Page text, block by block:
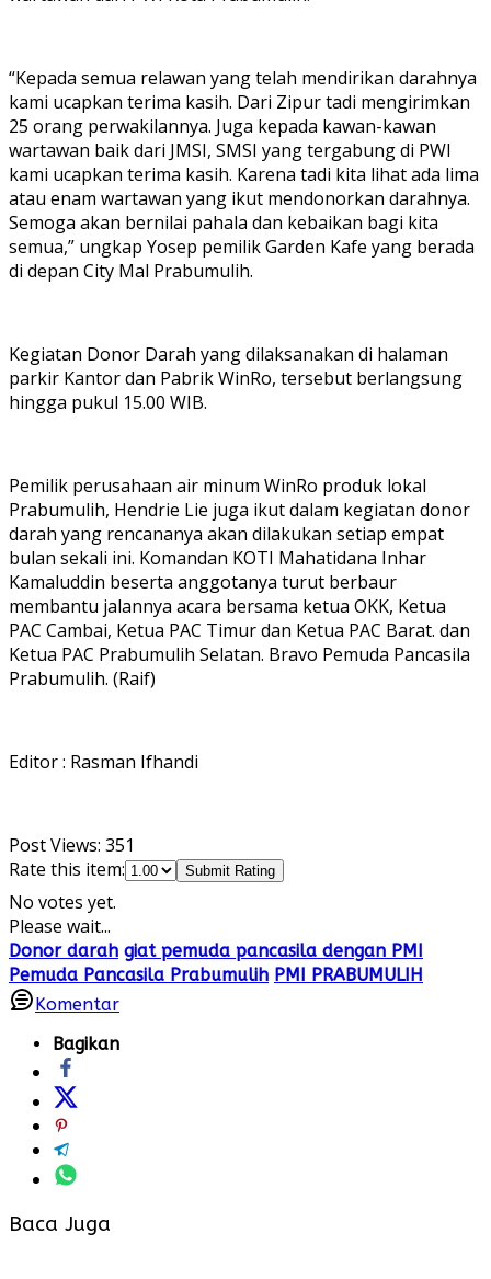
“Kepada semua relawan yang telah mendirikan darahnya
kami ucapkan terima kasih. Dari Zipur tadi mengirimkan
25 orang perwakilannya. Juga kepada kawan-kawan
wartawan baik dari JMSI, SMSI yang tergabung di PWI
kami ucapkan terima kasih. Karena tadi kita lihat ada lima
atau enam wartawan yang ikut mendonorkan darahnya.
Semoga akan bernilai pahala dan kebaikan bagi kita
semua,” ungkap Yosep pemilik Garden Kafe yang berada
di depan City Mal Prabumulih.
Kegiatan Donor Darah yang dilaksanakan di halaman
parkir Kantor dan Pabrik WinRo, tersebut berlangsung
hingga pukul 15.00 WIB.
Pemilik perusahaan air minum WinRo produk lokal
Prabumulih, Hendrie Lie juga ikut dalam kegiatan donor
darah yang rencananya akan dilakukan setiap empat
bulan sekali ini. Komandan KOTI Mahatidana Inhar
Kamaluddin beserta anggotanya turut berbaur
membantu jalannya acara bersama ketua OKK, Ketua
PAC Cambai, Ketua PAC Timur dan Ketua PAC Barat. dan
Ketua PAC Prabumulih Selatan. Bravo Pemuda Pancasila
Prabumulih. (Raif)
Editor : Rasman Ifhandi
Post Views: 351
Rate this item:
Submit Rating
No votes yet.
Please wait...
Donor darah giat pemuda pancasila dengan PMI
Pemuda Pancasila Prabumulih PMI PRABUMULIH
Komentar
Bagikan
Baca Juga